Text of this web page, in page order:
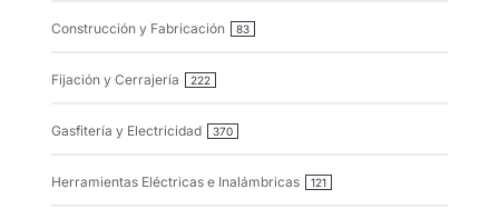
Construcción y Fabricación 83
Fijación y Cerrajería 222
Gasfitería y Electricidad 370
Herramientas Eléctricas e Inalámbricas 121